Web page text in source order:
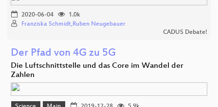
2020-06-04
1.0k
Franziska Schmidt,Ruben Neugebauer
CADUS Debate!
Der Pfad von 4G zu 5G
Die Luftschnittstelle und das Core im Wandel der
Zahlen